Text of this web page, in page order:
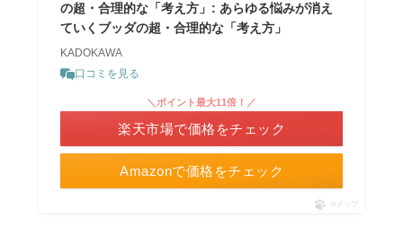
の超・合理的な「考え方」: あらゆる悩みが消え
ていくブッダの超・合理的な「考え方」
KADOKAWA
口コミを見る
Amazonで価格をチェック
＼ポイント最大11倍！／
楽天市場で価格をチェック
ポチップ